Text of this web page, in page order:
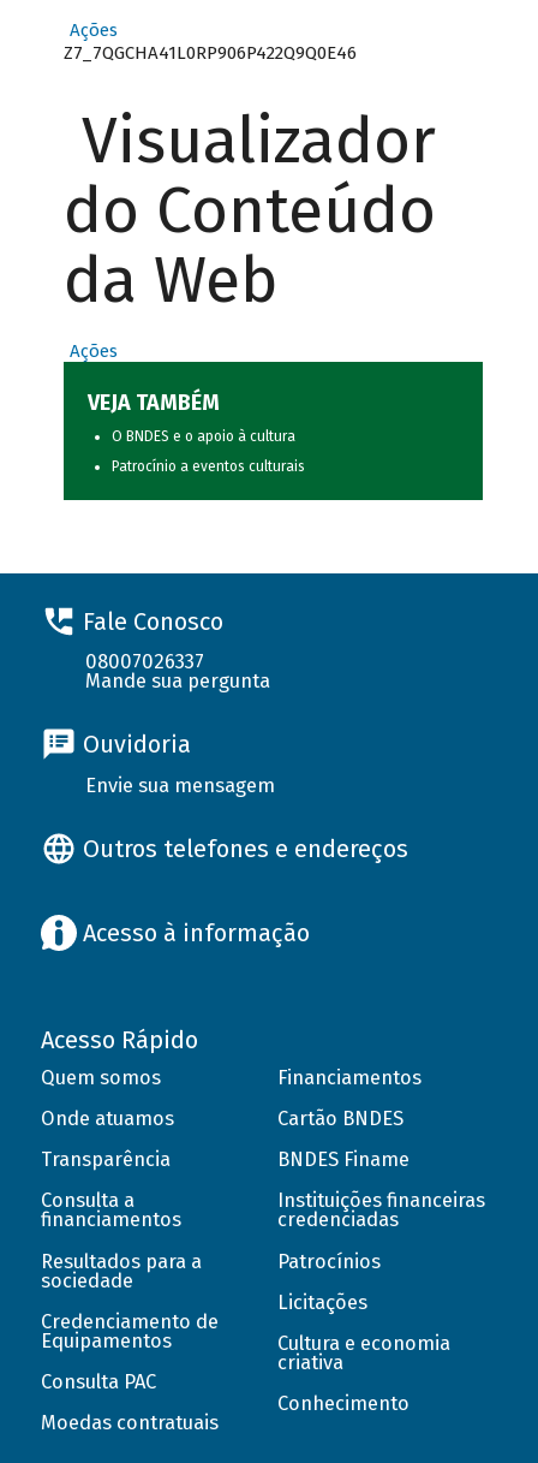
Ações
Z7_7QGCHA41L0RP906P422Q9Q0E46
Visualizador
do Conteúdo
da Web
Ações
VEJA TAMBÉM
O BNDES e o apoio à cultura
Patrocínio a eventos culturais
Fale Conosco
08007026337
Mande sua pergunta
Ouvidoria
Envie sua mensagem
Outros telefones e endereços
Acesso à informação
Acesso Rápido
Quem somos
Onde atuamos
Transparência
Consulta a
financiamentos
Resultados para a
sociedade
Credenciamento de
Equipamentos
Consulta PAC
Moedas contratuais
Financiamentos
Cartão BNDES
BNDES Finame
Instituições financeiras
credenciadas
Patrocínios
Licitações
Cultura e economia
criativa
Conhecimento